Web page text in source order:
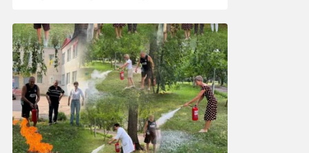
17:34, 3.08.2026